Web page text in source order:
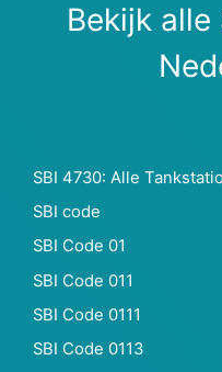
Bekijk alle
SBI 4730: Alle
SBI code
SBI Code 01
SBI Code 011
SBI Code 0111
SBI Code 0113